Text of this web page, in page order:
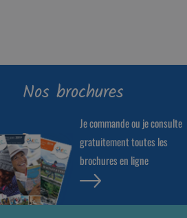
Nos brochures
Je commande ou je consulte
gratuitement toutes les
brochures en ligne